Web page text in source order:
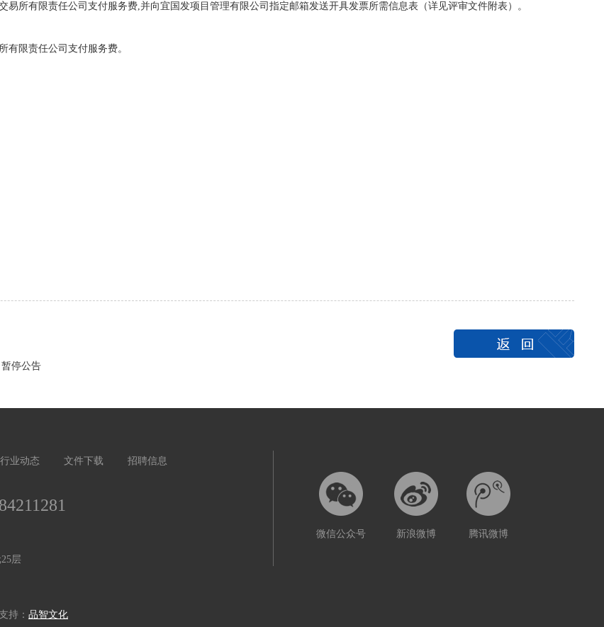
易所有限责任公司支付服务费,并向宜国发项目管理有限公司指定邮箱发送开具发票所需信息表（详见评审文件附表）。
有限责任公司支付服务费。
停公告
行业动态 文件下载 招聘信息
层
： 品智文化
微信公众号 新浪微博 腾讯微博